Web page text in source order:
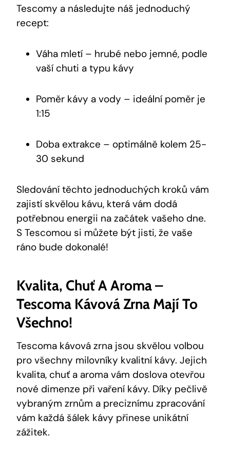
Tescomy a následujte náš jednoduchý
recept:
Váha mletí – hrubé nebo jemné, podle
vaší chuti a typu kávy
Poměr kávy a vody – ideální poměr je
1:15
Doba extrakce – optimálně kolem 25-
30 sekund
Sledování těchto jednoduchých kroků vám
zajistí skvělou kávu, která vám dodá
potřebnou energii na začátek vašeho dne.
S Tescomou si můžete být jisti, že vaše
ráno bude dokonalé!
Kvalita, Chuť A Aroma –
Tescoma Kávová Zrna Mají To
Všechno!
Tescoma kávová zrna jsou skvělou volbou
pro všechny milovníky kvalitní kávy. Jejich
kvalita, chuť a aroma vám doslova otevřou
nové dimenze při vaření kávy. Díky pečlivě
vybraným zrnům a preciznímu zpracování
vám každá šálek kávy přinese unikátní
zážitek.